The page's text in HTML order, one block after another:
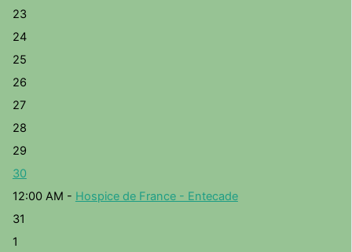
23
24
25
26
27
28
29
30
12:00 AM - Hospice de France - Entecade
31
1